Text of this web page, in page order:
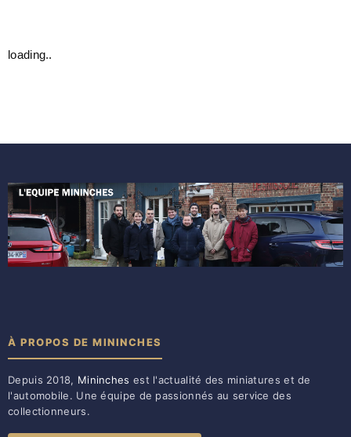
loading..
À PROPOS DE MININCHES
Depuis 2018, Mininches est l'actualité des miniatures et de
l'automobile. Une équipe de passionnés au service des
collectionneurs.